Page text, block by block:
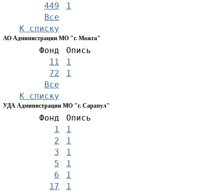
449
1
Все
К списку
АО Администрации МО "г. Можга"
Фонд
Опись
11
1
72
1
Все
К списку
УДА Администрации МО "г. Сарапул"
Фонд
Опись
1
1
2
1
3
1
5
1
6
1
17
1